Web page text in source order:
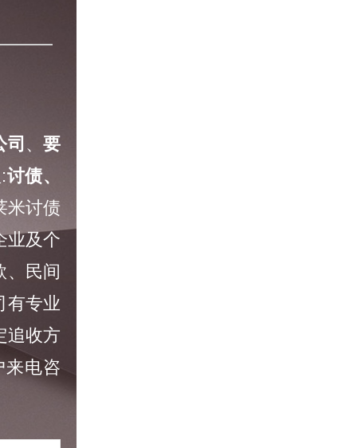
司 、要
讨债、
米讨债
业及个
、民间
有专业
追收方
来电咨